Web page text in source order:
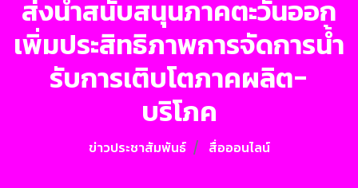
ส่งน้ำสนับสนุนภาคตะวันออก
เพิ่มประสิทธิภาพการจัดการน้ำ
รับการเติบโตภาคผลิต-
บริโภค
ข่าวประชาสัมพันธ์ สื่อออนไลน์